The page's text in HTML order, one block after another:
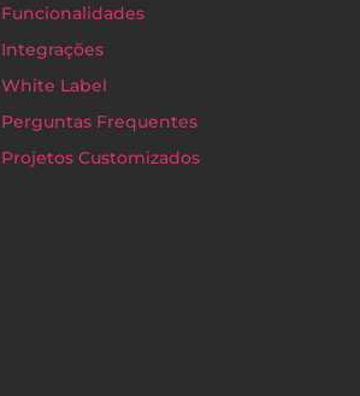
Funcionalidades
Integrações
White Label
Perguntas Frequentes
Projetos Customizados